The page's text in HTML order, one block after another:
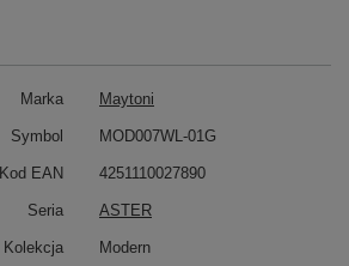
Marka Maytoni
Symbol MOD007WL-01G
Kod EAN 4251110027890
Seria ASTER
Kolekcja Modern